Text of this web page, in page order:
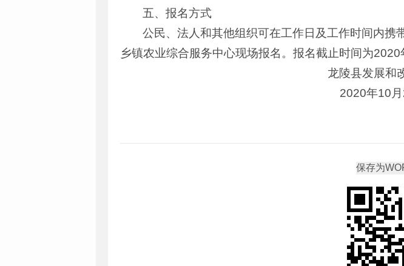
五、报名方式
公民、法人和其他组织可在工作日及工作时间内
乡镇农业综合服务中心现场报名。报名截止时间为2020
龙陵县发展和改革
2020年10月21